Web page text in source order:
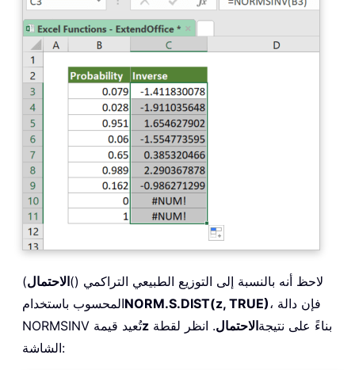
لاحظ أنه بالنسبة إلى التوزيع الطبيعي التراكمي ()الاحتمال)
المحسوب باستخدامNORM.S.DIST(z, TRUE)، فإن دالة
NORMSINV تُعيد قيمةz بناءً على نتيجةالاحتمال. انظر لقطة
الشاشة: